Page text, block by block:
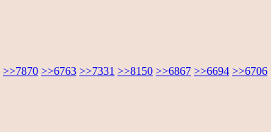
>>7870 >>6763 >>7331 >>8150 >>6867 >>6694 >>6706